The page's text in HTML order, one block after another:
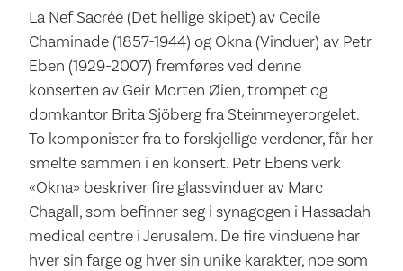
La Nef Sacrée (Det hellige skipet) av Cecile
Chaminade (1857-1944) og Okna (Vinduer) av Petr
Eben (1929-2007) fremføres ved denne
konserten av Geir Morten Øien, trompet og
domkantor Brita Sjöberg fra Steinmeyerorgelet.
To komponister fra to forskjellige verdener, får her
smelte sammen i en konsert. Petr Ebens verk
«Okna» beskriver fire glassvinduer av Marc
Chagall, som befinner seg i synagogen i Hassadah
medical centre i Jerusalem. De fire vinduene har
hver sin farge og hver sin unike karakter, noe som